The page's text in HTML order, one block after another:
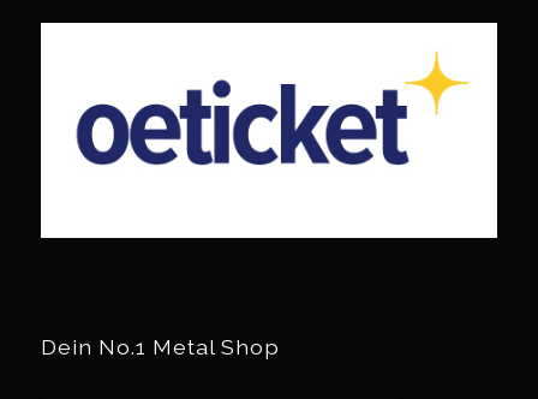
Dein No.1 Metal Shop